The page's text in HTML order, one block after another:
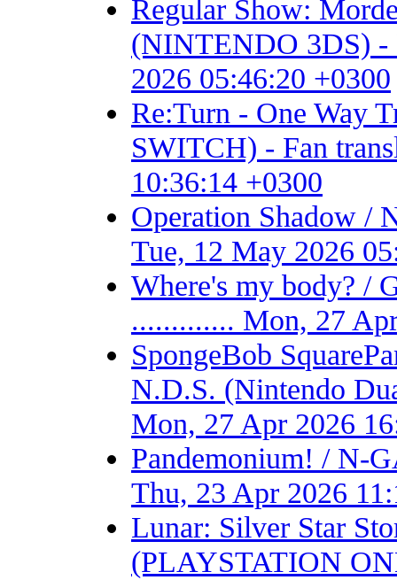
Regular Show:
(NINTENDO 3DS) -
2026 05:46:20 +0300
Re:Turn - One Way
SWITCH) - Fan
10:36:14 +0300
Operation Shadow
Tue, 12 May 2026
Where's my body? /
............. Mon, 27
SpongeBob
N.D.S. (Nintendo
Mon, 27 Apr 2026
Pandemonium! / N-
Thu, 23 Apr 2026
Lunar: Silver Star
(PLAYSTATION